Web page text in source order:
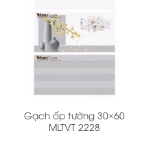
Gạch ốp tường 30×60
MLTVT 2228